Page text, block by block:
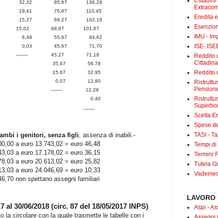
32,32 95,67 136,28
19,41 75,67 110,45
15,27 69,27 102,18
15,02 68,87 101,67
6,49 55,67 84,62
0,03 45,67 71,70
-------- 45,27 71,18
35,67 58,78
15,67 32,95
0,07 12,80
-------- 12,28
0,40
--------
i genitori, senza figli , assenza di inabili.-
a euro 13.743,02 = euro 46,48
a euro 17.178,02 = euro 36,15
a euro 20.613,02 = euro 25,82
a euro 24.046,69 = euro 10,33
non spettano assegni familiari
al 30/06/2018 (circ. 87 del 18/05/2017 INPS)
la circolare con la quale trasmette le tabelle con i
Eredità
IMU -
ISE-
Reddito
Reddito
Scelta
Spese
TASI -
Tempi
Termini
Tutela
LAVORO
Aspi -